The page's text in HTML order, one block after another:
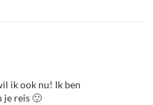
ik ook nu! Ik ben
je reis 🙂